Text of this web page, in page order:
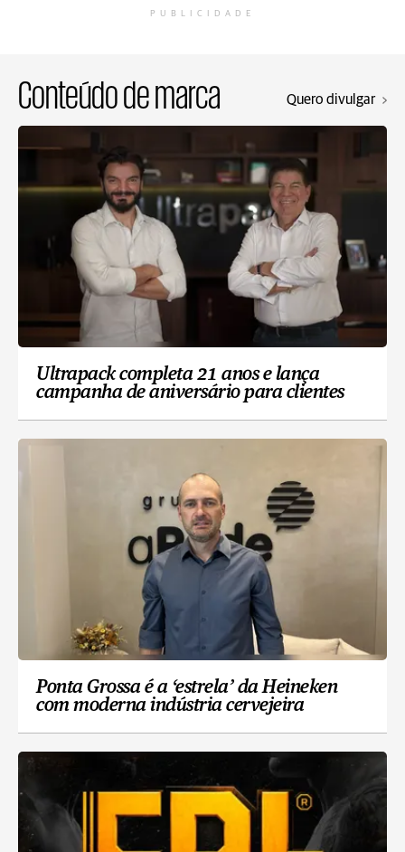
PUBLICIDADE
Conteúdo de marca Quero divulgar
Ultrapack completa 21 anos e lança
campanha de aniversário para clientes
Ponta Grossa é a ‘estrela’ da Heineken
com moderna indústria cervejeira